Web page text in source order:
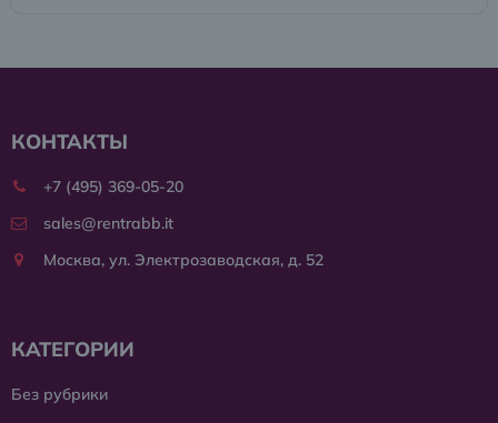
КОНТАКТЫ
+7 (495) 369-05-20
sales@rentrabb.it
Москва, ул. Электрозаводская, д. 52
КАТЕГОРИИ
Без рубрики